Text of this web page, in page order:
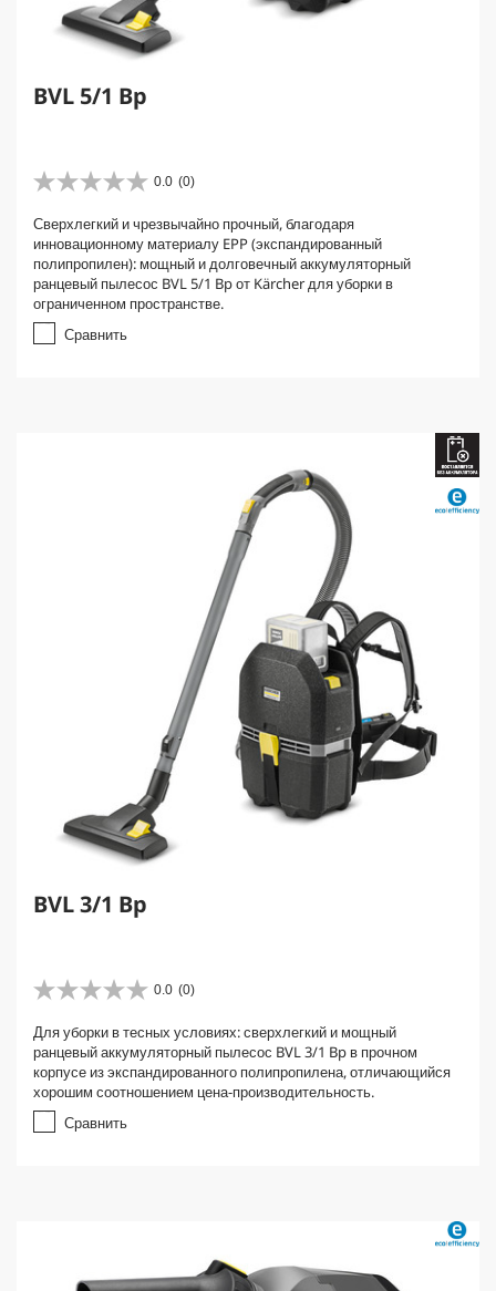
BVL 5/1 Bp
0.0 (0)
0
0
и
з
5
з
е
Сверхлегкий и чрезвычайно прочный, благодаря
инновационному материалу EPP (экспандированный
полипропилен): мощный и долговечный аккумуляторный
ранцевый пылесос BVL 5/1 Bp от Kärcher для уборки в
ограниченном пространстве.
Сравнить
BVL 3/1 Bp
0.0 (0)
0
0
и
з
5
в
Для уборки в тесных условиях: сверхлегкий и мощный
ранцевый аккумуляторный пылесос BVL 3/1 Bp в прочном
корпусе из экспандированного полипропилена, отличающийся
хорошим соотношением цена-производительность.
Сравнить